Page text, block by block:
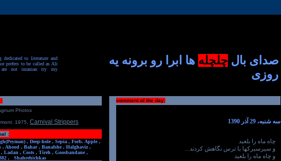
dedicated to literature and
prefers to be called as Ali
are not inranian try my
صدای بال چلچله ها ابرا رو برونه یه
روزی
comment of the day:
سه شنبه، 29 آذر 1390
چاه ماه را بلعید
و سیرسیرکها با ترس نگاهش کردند...
و چاه ماه را بلعید
:
Photos
1975 Carnival Strippers
:
, Deep-hole , Sepia , Forb. Apple ,
, Ahood , Bahar , Banafshe , Halghaviz ,
, Ladan , Costs , Tireh , Goosbandane ,
,
Shahrehichkas